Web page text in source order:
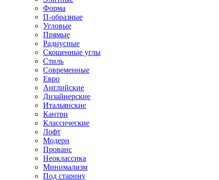
Форма
П-образные
Угловые
Прямые
Радиусные
Скошенные углы
Стиль
Современные
Евро
Английские
Дизайнерские
Итальянские
Кантри
Классические
Лофт
Модерн
Прованс
Неоклассика
Минимализм
Под старину